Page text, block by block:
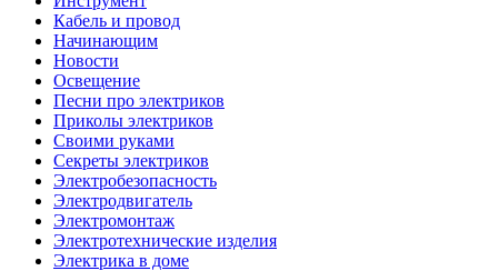
Кабель и провод
Начинающим
Новости
Освещение
Песни про электриков
Приколы электриков
Своими руками
Секреты электриков
Электробезопасность
Электродвигатель
Электромонтаж
Электротехнические изделия
Электрика в доме